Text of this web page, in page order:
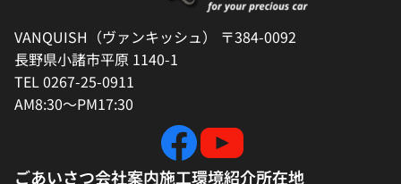
VANQUISH（ヴァンキッシュ） 〒384-0092
長野県小諸市平原 1140-1
TEL 0267-25-0911
AM8:30～PM17:30
ごあいさつ会社案内施工環境紹介所在地